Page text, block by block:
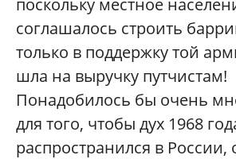
соглашалось строить
только в поддержку той
шла на выручку путчистам!
Понадобилось бы очень
для того, чтобы дух 1968
распространился в